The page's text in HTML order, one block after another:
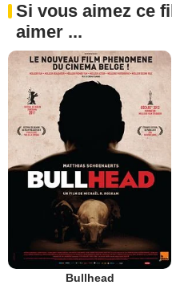
Si vous aimez ce
aimer ...
Bullhead